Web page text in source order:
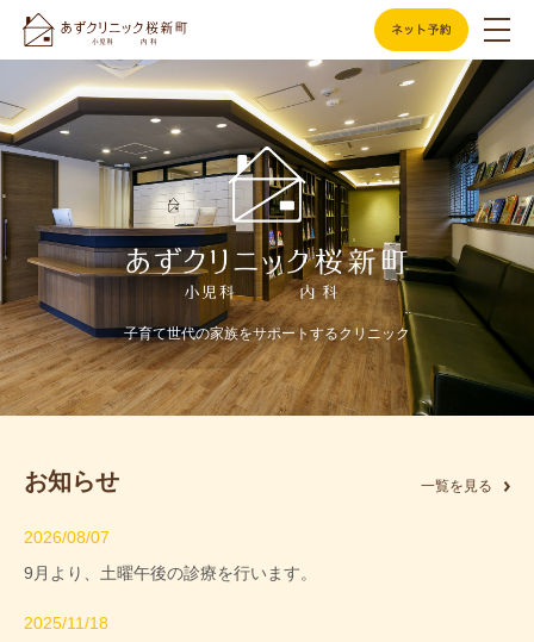
子育て世代の家族をサポートするクリニック
お知らせ 一覧を見る
2026/08/07
9月より、土曜午後の診療を行います。
2025/11/18